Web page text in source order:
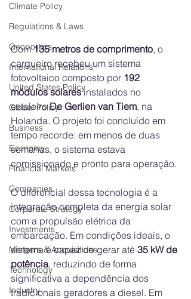
Climate Policy
Regulations & Laws
Geopolitics
International Relations
United States Policy
Global Policy
Business
Economy
Financial Markets
Companies
Corporate Strategy
Investments
Mergers & Acquisitions
Technology
Industry
Com 135 metros de comprimento, o
cargueiro recebeu um sistema
fotovoltaico composto por 192
módulos solares instalados no
estaleiro De Gerlien van Tiem, na
Holanda. O projeto foi concluído em
tempo recorde: em menos de duas
semanas, o sistema estava
comissionado e pronto para operação.
O diferencial dessa tecnologia é a
integração completa da energia solar
com a propulsão elétrica da
embarcação. Em condições ideais, o
sistema é capaz de gerar até 35 kW de
potência, reduzindo de forma
significativa a dependência dos
tradicionais geradores a diesel. Em